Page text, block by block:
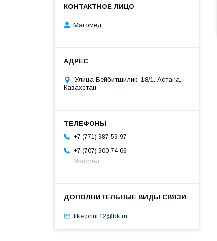
Магомед
Улица Бейбитшилик, 18/1, Астана,
Казахстан
+7 (771) 987-59-97
+7 (707) 900-74-06
Магомед
like.print.12@bk.ru